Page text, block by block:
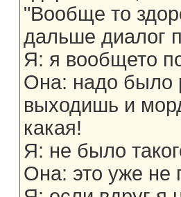
"Вообще то
дальше диалог
Я: я вообщето
Она: надо было
выходишь и
какая!
Я: не было
Она: это уже не